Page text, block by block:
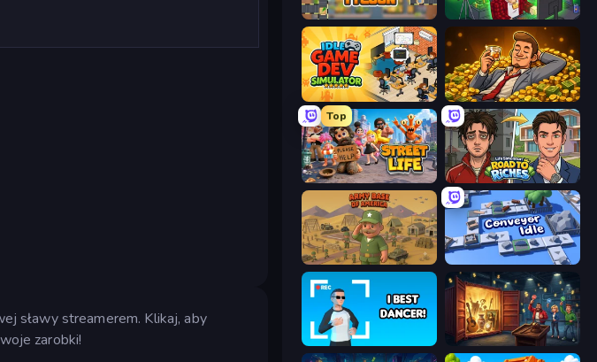
sławy streamerem. Klikaj, aby
zarobki!
Leek Factory Tycoon Idle Vlogger Simulator
Idle Game Dev Simulator Idle Billionaire Tycoon
Top
Street Life Life Simulator: Road to Riches
Army Base Of America Conveyor Idle
I Best Dancer! Container Auction